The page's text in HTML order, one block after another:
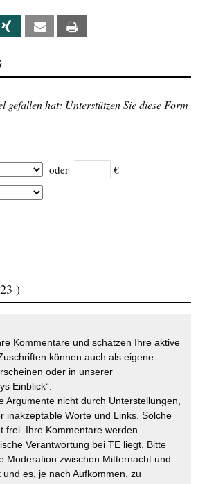
Xing Email
gefallen hat: Unterstützen Sie diese Form
oder €
)
Kommentare und schätzen Ihre aktive
können auch als eigene
oder in unserer
Einblick“.
Argumente nicht durch Unterstellungen,
inakzeptable Worte und Links. Solche
frei. Ihre Kommentare werden
Verantwortung bei TE liegt. Bitte
Moderation zwischen Mitternacht und
es, je nach Aufkommen, zu